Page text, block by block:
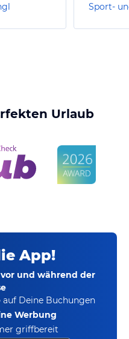
Sport-
Urlaub
App!
und während der
auf Deine Buchungen
Werbung
griffbereit